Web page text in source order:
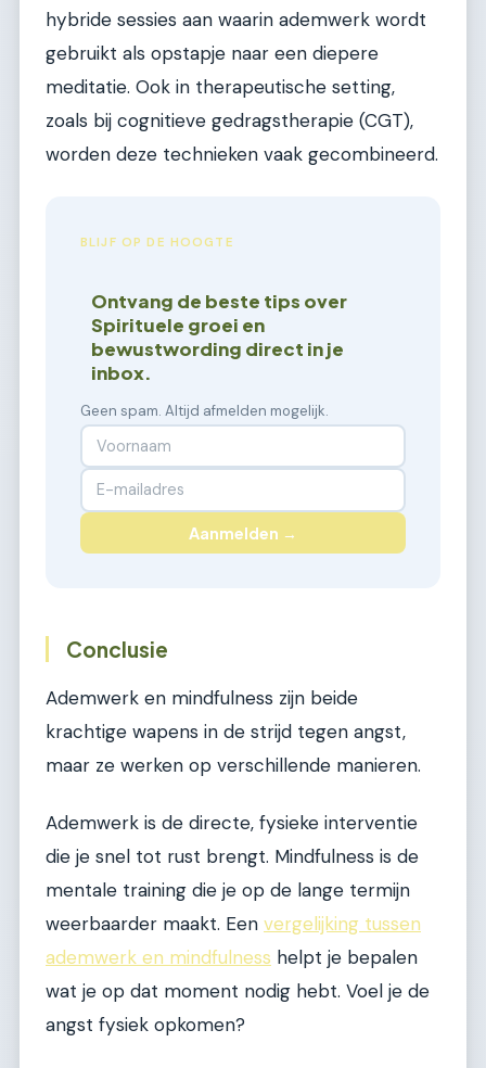
hybride sessies aan waarin ademwerk wordt
gebruikt als opstapje naar een diepere
meditatie. Ook in therapeutische setting,
zoals bij cognitieve gedragstherapie (CGT),
worden deze technieken vaak gecombineerd.
BLIJF OP DE HOOGTE
Ontvang de beste tips over
Spirituele groei en
bewustwording direct in je
inbox.
Geen spam. Altijd afmelden mogelijk.
Aanmelden →
Conclusie
Ademwerk en mindfulness zijn beide
krachtige wapens in de strijd tegen angst,
maar ze werken op verschillende manieren.
Ademwerk is de directe, fysieke interventie
die je snel tot rust brengt. Mindfulness is de
mentale training die je op de lange termijn
weerbaarder maakt. Een vergelijking tussen
ademwerk en mindfulness helpt je bepalen
wat je op dat moment nodig hebt. Voel je de
angst fysiek opkomen?